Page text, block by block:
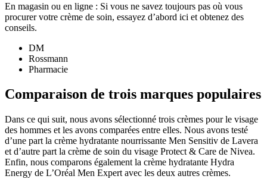
En magasin ou en ligne : Si vous ne savez toujours pas où vous
procurer votre crème de soin, essayez d’abord ici et obtenez des
conseils.
DM
Rossmann
Pharmacie
Comparaison de trois marques populaires
Dans ce qui suit, nous avons sélectionné trois crèmes pour le visage
des hommes et les avons comparées entre elles. Nous avons testé
d’une part la crème hydratante nourrissante Men Sensitiv de Lavera
et d’autre part la crème de soin du visage Protect & Care de Nivea.
Enfin, nous comparons également la crème hydratante Hydra
Energy de L’Oréal Men Expert avec les deux autres crèmes.